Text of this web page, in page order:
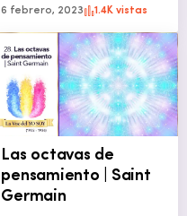
6 febrero, 2023 1.4K vistas
Las octavas de
pensamiento | Saint
Germain